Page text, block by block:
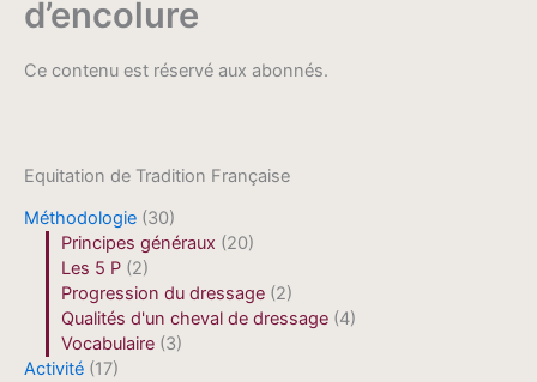
Equitation de Tradition Française
Méthodologie (30)
Principes généraux (20)
Les 5 P (2)
Progression du dressage (2)
Qualités d'un cheval de dressage (4)
Vocabulaire (3)
Activité (17)
d’encolure
Ce contenu est réservé aux abonnés.